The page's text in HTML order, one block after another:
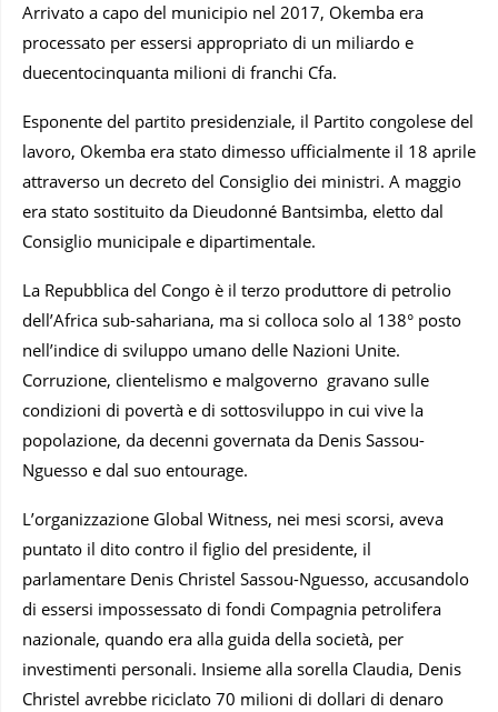
Arrivato a capo del municipio nel 2017, Okemba era
processato per essersi appropriato di un miliardo e
duecentocinquanta milioni di franchi Cfa.
Esponente del partito presidenziale, il Partito congolese del
lavoro, Okemba era stato dimesso ufficialmente il 18 aprile
attraverso un decreto del Consiglio dei ministri. A maggio
era stato sostituito da Dieudonné Bantsimba, eletto dal
Consiglio municipale e dipartimentale.
La Repubblica del Congo è il terzo produttore di petrolio
dell’Africa sub-sahariana, ma si colloca solo al 138° posto
nell’indice di sviluppo umano delle Nazioni Unite.
Corruzione, clientelismo e malgoverno gravano sulle
condizioni di povertà e di sottosviluppo in cui vive la
popolazione, da decenni governata da Denis Sassou-
Nguesso e dal suo entourage.
L’organizzazione Global Witness, nei mesi scorsi, aveva
puntato il dito contro il figlio del presidente, il
parlamentare Denis Christel Sassou-Nguesso, accusandolo
di essersi impossessato di fondi Compagnia petrolifera
nazionale, quando era alla guida della società, per
investimenti personali. Insieme alla sorella Claudia, Denis
Christel avrebbe riciclato 70 milioni di dollari di denaro